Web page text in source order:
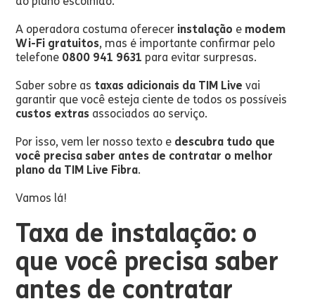
A operadora costuma oferecer instalação e modem
Wi-Fi gratuitos, mas é importante confirmar pelo
telefone 0800 941 9631 para evitar surpresas.
Saber sobre as taxas adicionais da TIM Live vai
garantir que você esteja ciente de todos os possíveis
custos extras associados ao serviço.
Por isso, vem ler nosso texto e descubra tudo que
você precisa saber antes de contratar o melhor
plano da TIM Live Fibra.
Vamos lá!
Taxa de instalação: o
que você precisa saber
antes de contratar